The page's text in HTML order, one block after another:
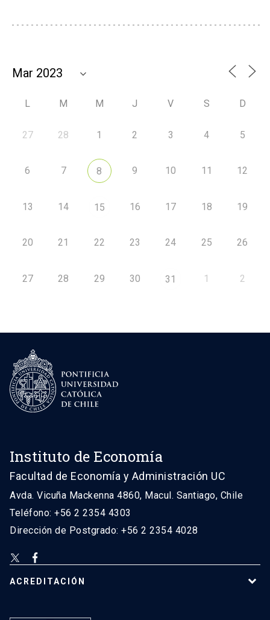
L M M J V S D
27 28 1 2 3 4 5
6 7 8 9 10 11 12
13 14 15 16 17 18 19
20 21 22 23 24 25 26
27 28 29 30 31 1 2
Instituto de Economía
Facultad de Economía y Administración UC
Avda. Vicuña Mackenna 4860, Macul. Santiago, Chile
Teléfono: +56 2 2354 4303
Dirección de Postgrado: +56 2 2354 4028
ACREDITACIÓN